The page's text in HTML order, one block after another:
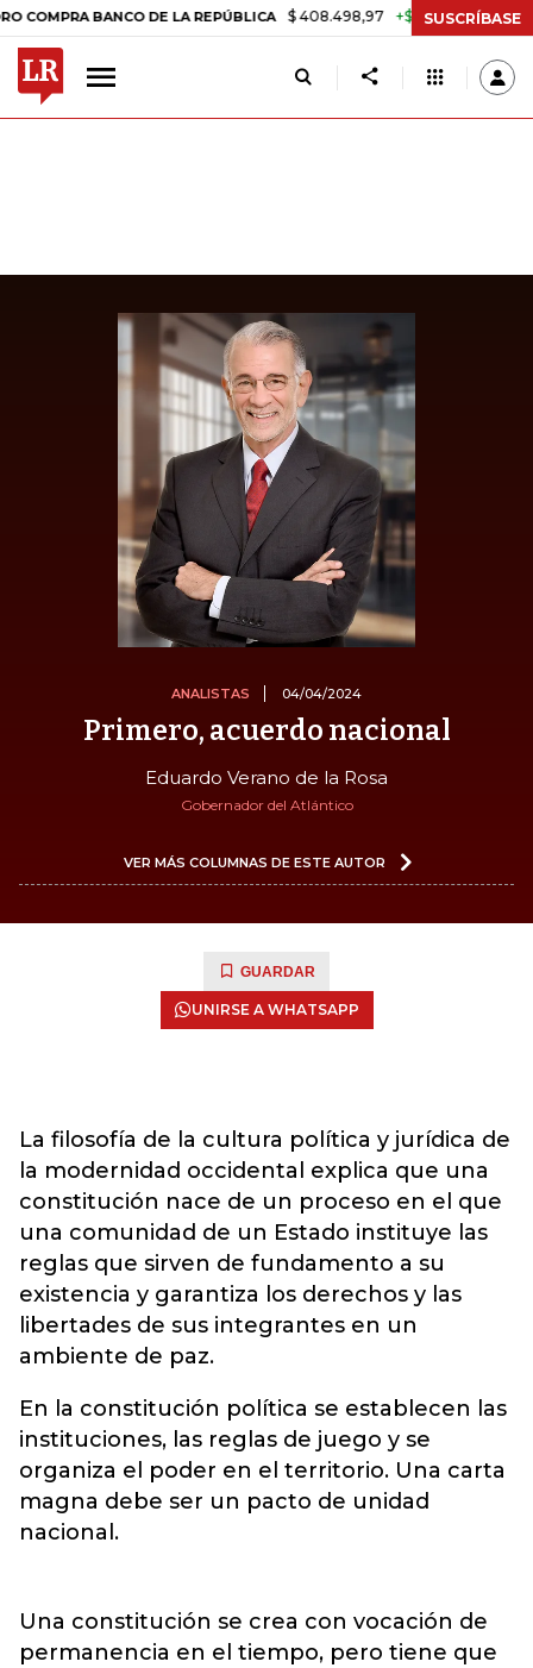
BANCO DE LA REPÚBLICA $ 408.498,97 +$ 8.753,81 +2,19%
SUSCRÍBASE
ANALISTAS 04/04/2024
Primero, acuerdo nacional
Eduardo Verano de la Rosa
Gobernador del Atlántico
VER MÁS COLUMNAS DE ESTE AUTOR
GUARDAR
UNIRSE A WHATSAPP
La filosofía de la cultura política y jurídica de
la modernidad occidental explica que una
constitución nace de un proceso en el que
una comunidad de un Estado instituye las
reglas que sirven de fundamento a su
existencia y garantiza los derechos y las
libertades de sus integrantes en un
ambiente de paz.
En la constitución política se establecen las
instituciones, las reglas de juego y se
organiza el poder en el territorio. Una carta
magna debe ser un pacto de unidad
nacional.
Una constitución se crea con vocación de
permanencia en el tiempo, pero tiene que